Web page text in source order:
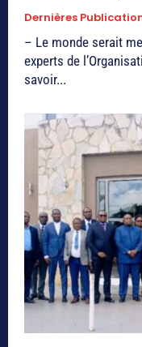
Dernières
– Le monde serait
experts de
savoir...